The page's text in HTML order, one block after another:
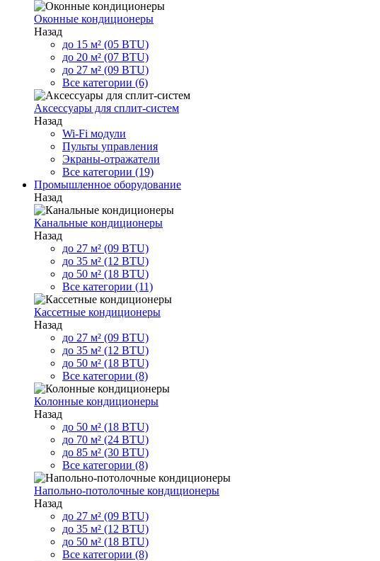
Оконные кондиционеры
Назад
до 15 м² (05 BTU)
до 20 м² (07 BTU)
до 27 м² (09 BTU)
Все категории (6)
Аксессуары для сплит-систем
Назад
Wi-Fi модули
Пульты управления
Экраны-отражатели
Все категории (19)
Промышленное оборудование
Назад
Канальные кондиционеры
Назад
до 27 м² (09 BTU)
до 35 м² (12 BTU)
до 50 м² (18 BTU)
Все категории (11)
Кассетные кондиционеры
Назад
до 27 м² (09 BTU)
до 35 м² (12 BTU)
до 50 м² (18 BTU)
Все категории (8)
Колонные кондиционеры
Назад
до 50 м² (18 BTU)
до 70 м² (24 BTU)
до 85 м² (30 BTU)
Все категории (8)
Напольно-потолочные кондиционеры
Назад
до 27 м² (09 BTU)
до 35 м² (12 BTU)
до 50 м² (18 BTU)
Все категории (8)